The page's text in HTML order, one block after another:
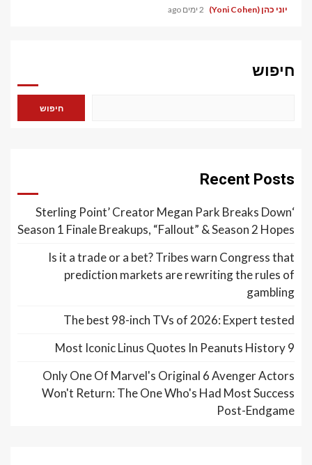
יוני כהן (Yoni Cohen) 2 ימים ago
חיפוש
חיפוש
Recent Posts
‘Sterling Point’ Creator Megan Park Breaks Down
Season 1 Finale Breakups, “Fallout” & Season 2 Hopes
Is it a trade or a bet? Tribes warn Congress that
prediction markets are rewriting the rules of
gambling
The best 98-inch TVs of 2026: Expert tested
9 Most Iconic Linus Quotes In Peanuts History
Only One Of Marvel's Original 6 Avenger Actors
Won't Return: The One Who's Had Most Success
Post-Endgame